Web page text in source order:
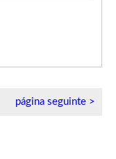
página seguinte >